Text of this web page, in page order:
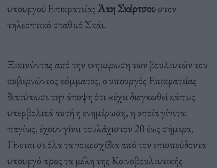
υπουργού ΕπικρατείαςΆκη Σκέρτσουστον
τηλεοπτικό σταθμό Σκάι.
Ξεκινώντας από την ενημέρωση των βουλευτών του
κυβερνώντος κόμματος, ο υπουργός Επικρατείας
διατύπωσε την άποψη ότι «έχει διογκωθεί κάπως
υπερβολικά αυτή η ενημέρωση, η οποία γίνεται
παγίως, έχουν γίνει τουλάχιστον 20 έως σήμερα.
Γίνεται σε όλα τα νομοσχέδια από τον επισπεύδοντα
υπουργό προς τα μέλη της Κοινοβουλευτικής